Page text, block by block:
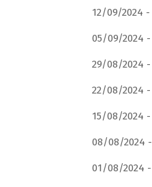
12/09/2024 -
05/09/2024 -
29/08/2024 -
22/08/2024 -
15/08/2024 -
08/08/2024 -
01/08/2024 -